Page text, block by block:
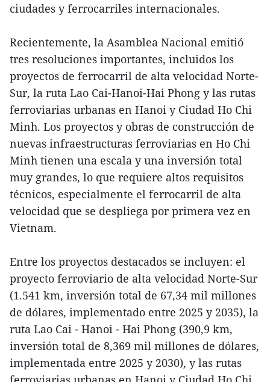
ciudades y ferrocarriles internacionales.
Recientemente, la Asamblea Nacional emitió
tres resoluciones importantes, incluidos los
proyectos de ferrocarril de alta velocidad Norte-
Sur, la ruta Lao Cai-Hanoi-Hai Phong y las rutas
ferroviarias urbanas en Hanoi y Ciudad Ho Chi
Minh. Los proyectos y obras de construcción de
nuevas infraestructuras ferroviarias en Ho Chi
Minh tienen una escala y una inversión total
muy grandes, lo que requiere altos requisitos
técnicos, especialmente el ferrocarril de alta
velocidad que se despliega por primera vez en
Vietnam.
Entre los proyectos destacados se incluyen: el
proyecto ferroviario de alta velocidad Norte-Sur
(1.541 km, inversión total de 67,34 mil millones
de dólares, implementado entre 2025 y 2035), la
ruta Lao Cai - Hanoi - Hai Phong (390,9 km,
inversión total de 8,369 mil millones de dólares,
implementada entre 2025 y 2030), y las rutas